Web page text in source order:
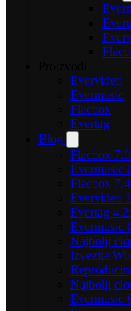
Evervideo
Evermusic
Flacbox
Evertag
Blog
Flacbox
Evermusic
Flacbox
Evervideo
Evertag
Evermusic
Najbolji
Izvezite
Najbolji
Evermusic